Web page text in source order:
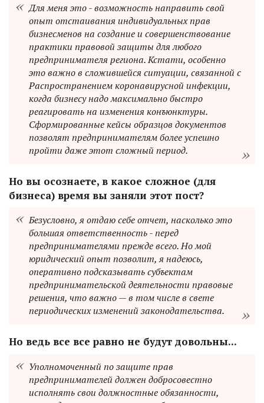
Для меня это - возможность направить свой
опыт отстаивания индивидуальных прав
бизнесменов на создание и совершенствование
практики правовой защиты для любого
предпринимателя региона. Кстати, особенно
это важно в сложившейся ситуации, связанной с
Распространением коронавирусной инфекции,
когда бизнесу надо максимально быстро
реагировать на изменения конъюнктуры.
Сформированные кейсы образцов документов
позволят предпринимателям более успешно
пройти даже этот сложный период.
Но вы осознаете, в какое сложное (для
бизнеса) время вы заняли этот пост?
Безусловно, я отдаю себе отчет, насколько это
большая ответственность - перед
предпринимателями прежде всего. Но мой
юридический опыт позволит, я надеюсь,
оперативно подсказывать субъектам
предпринимательской деятельности правовые
решения, что важно — в том числе в свете
периодических изменений законодательства.
Но ведь все все равно не будут довольны...
Уполномоченный по защите прав
предпринимателей должен добросовестно
исполнять свои должностные обязанности,